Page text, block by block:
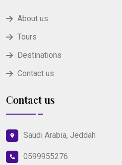
About us
Tours
Destinations
Contact us
Contact us
Saudi Arabia, Jeddah
0599955276